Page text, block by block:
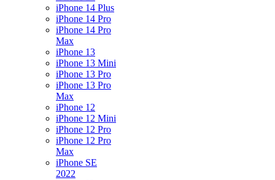
iPhone 14 Plus
iPhone 14 Pro
iPhone 14 Pro
Max
iPhone 13
iPhone 13 Mini
iPhone 13 Pro
iPhone 13 Pro
Max
iPhone 12
iPhone 12 Mini
iPhone 12 Pro
iPhone 12 Pro
Max
iPhone SE
2022